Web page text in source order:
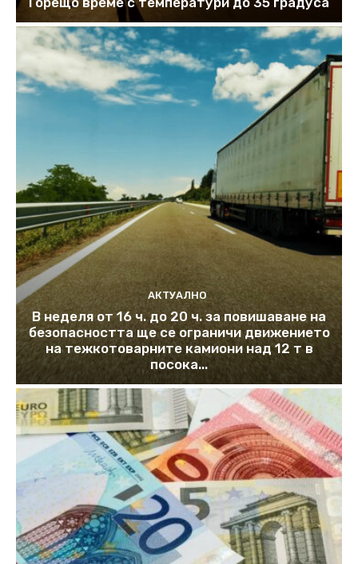
АКТУАЛНО
В неделя от 16 ч. до 20 ч. за повишаване на
безопасността ще се ограничи движението
на тежкотоварните камиони над 12 т в
посока...